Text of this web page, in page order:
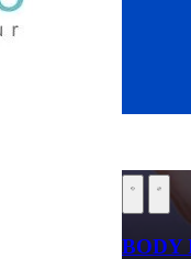
BODY